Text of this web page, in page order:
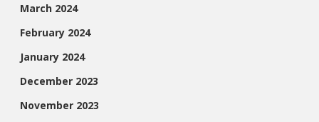
March 2024
February 2024
January 2024
December 2023
November 2023